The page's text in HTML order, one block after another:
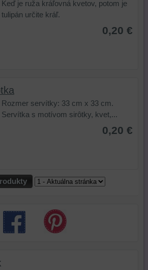
Keď je ruža kráľovná kvetov, potom je
tulipán určite kráľ.
0,20 €
Rozmer servítky: 33 cm x 33 cm.
Servítka s motívom sirôtky, kvet,...
0,20 €